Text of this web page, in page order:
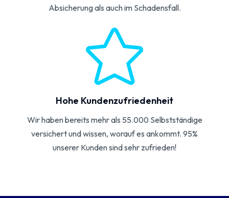
Absicherung als auch im Schadensfall.
Hohe Kundenzufriedenheit
Wir haben bereits mehr als 55.000 Selbstständige
versichert und wissen, worauf es ankommt. 95%
unserer Kunden sind sehr zufrieden!